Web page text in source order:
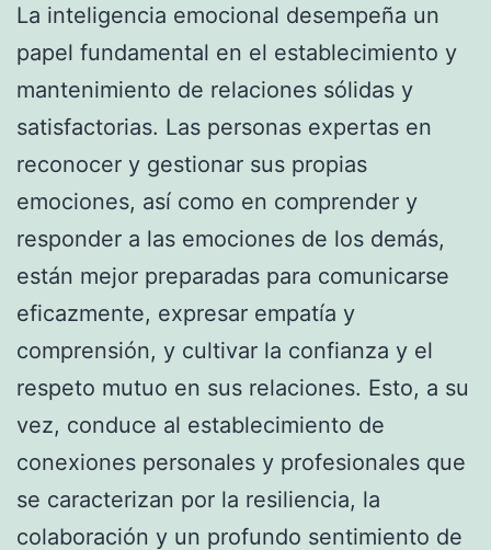
La inteligencia emocional desempeña un
papel fundamental en el establecimiento y
mantenimiento de relaciones sólidas y
satisfactorias. Las personas expertas en
reconocer y gestionar sus propias
emociones, así como en comprender y
responder a las emociones de los demás,
están mejor preparadas para comunicarse
eficazmente, expresar empatía y
comprensión, y cultivar la confianza y el
respeto mutuo en sus relaciones. Esto, a su
vez, conduce al establecimiento de
conexiones personales y profesionales que
se caracterizan por la resiliencia, la
colaboración y un profundo sentimiento de